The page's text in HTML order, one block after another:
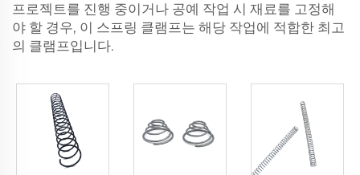
프로젝트를 진행 중이거나 공예 작업 시 재료를 고정해
야 할 경우, 이 스프링 클램프는 해당 작업에 적합한 최고
의 클램프입니다.